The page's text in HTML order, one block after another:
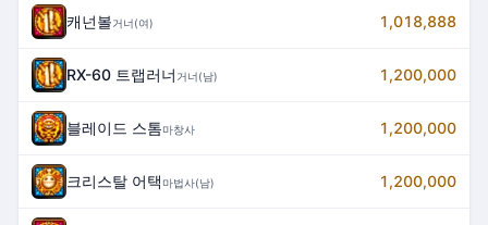
캐넌볼거너(여) 1,018,888
RX-60 트랩러너 거너(남) 1,200,000
블레이드 스톰마창사 1,200,000
크리스탈 어택 마법사(남) 1,200,000